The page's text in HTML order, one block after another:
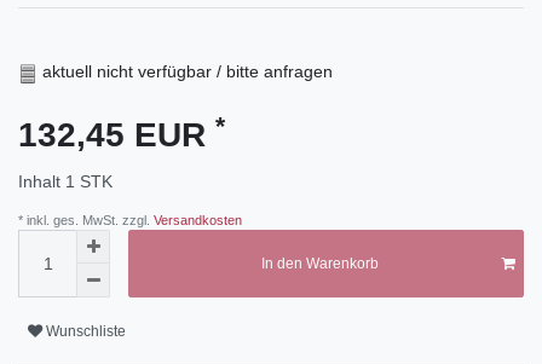
aktuell nicht verfügbar / bitte anfragen
132,45 EUR *
Inhalt 1 STK
* inkl. ges. MwSt. zzgl. Versandkosten
In den Warenkorb
Wunschliste